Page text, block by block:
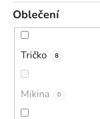
Oblečení
Tričko 8
Mikina 0